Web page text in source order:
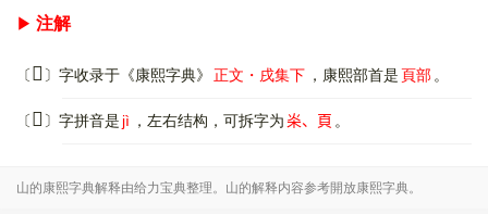
注解
〔 𩓮 〕字收录于《康熙字典》 正文・戌集下 ，康熙部首是頁部 。
〔 𩓮 〕字拼音是 jì ，左右结构，可拆字为 𣏦、頁 。
山的康熙字典解释由给力宝典整理。山的解释内容参考開放康熙字典。